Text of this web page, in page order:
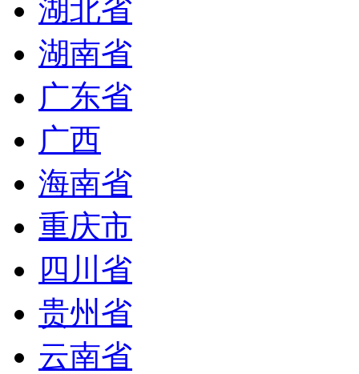
湖北省
湖南省
广东省
广西
海南省
重庆市
四川省
贵州省
云南省